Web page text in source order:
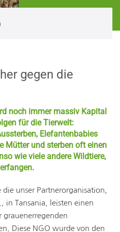
gegen die
noch immer massiv Kapital
für die Tierwelt:
Elefantenbabies
Mütter und sterben oft einen
wie viele andere Wildtiere,
unser Partnerorganisation,
in Tansania, leisten einen
grauenerregenden
Diese NGO wurde von den